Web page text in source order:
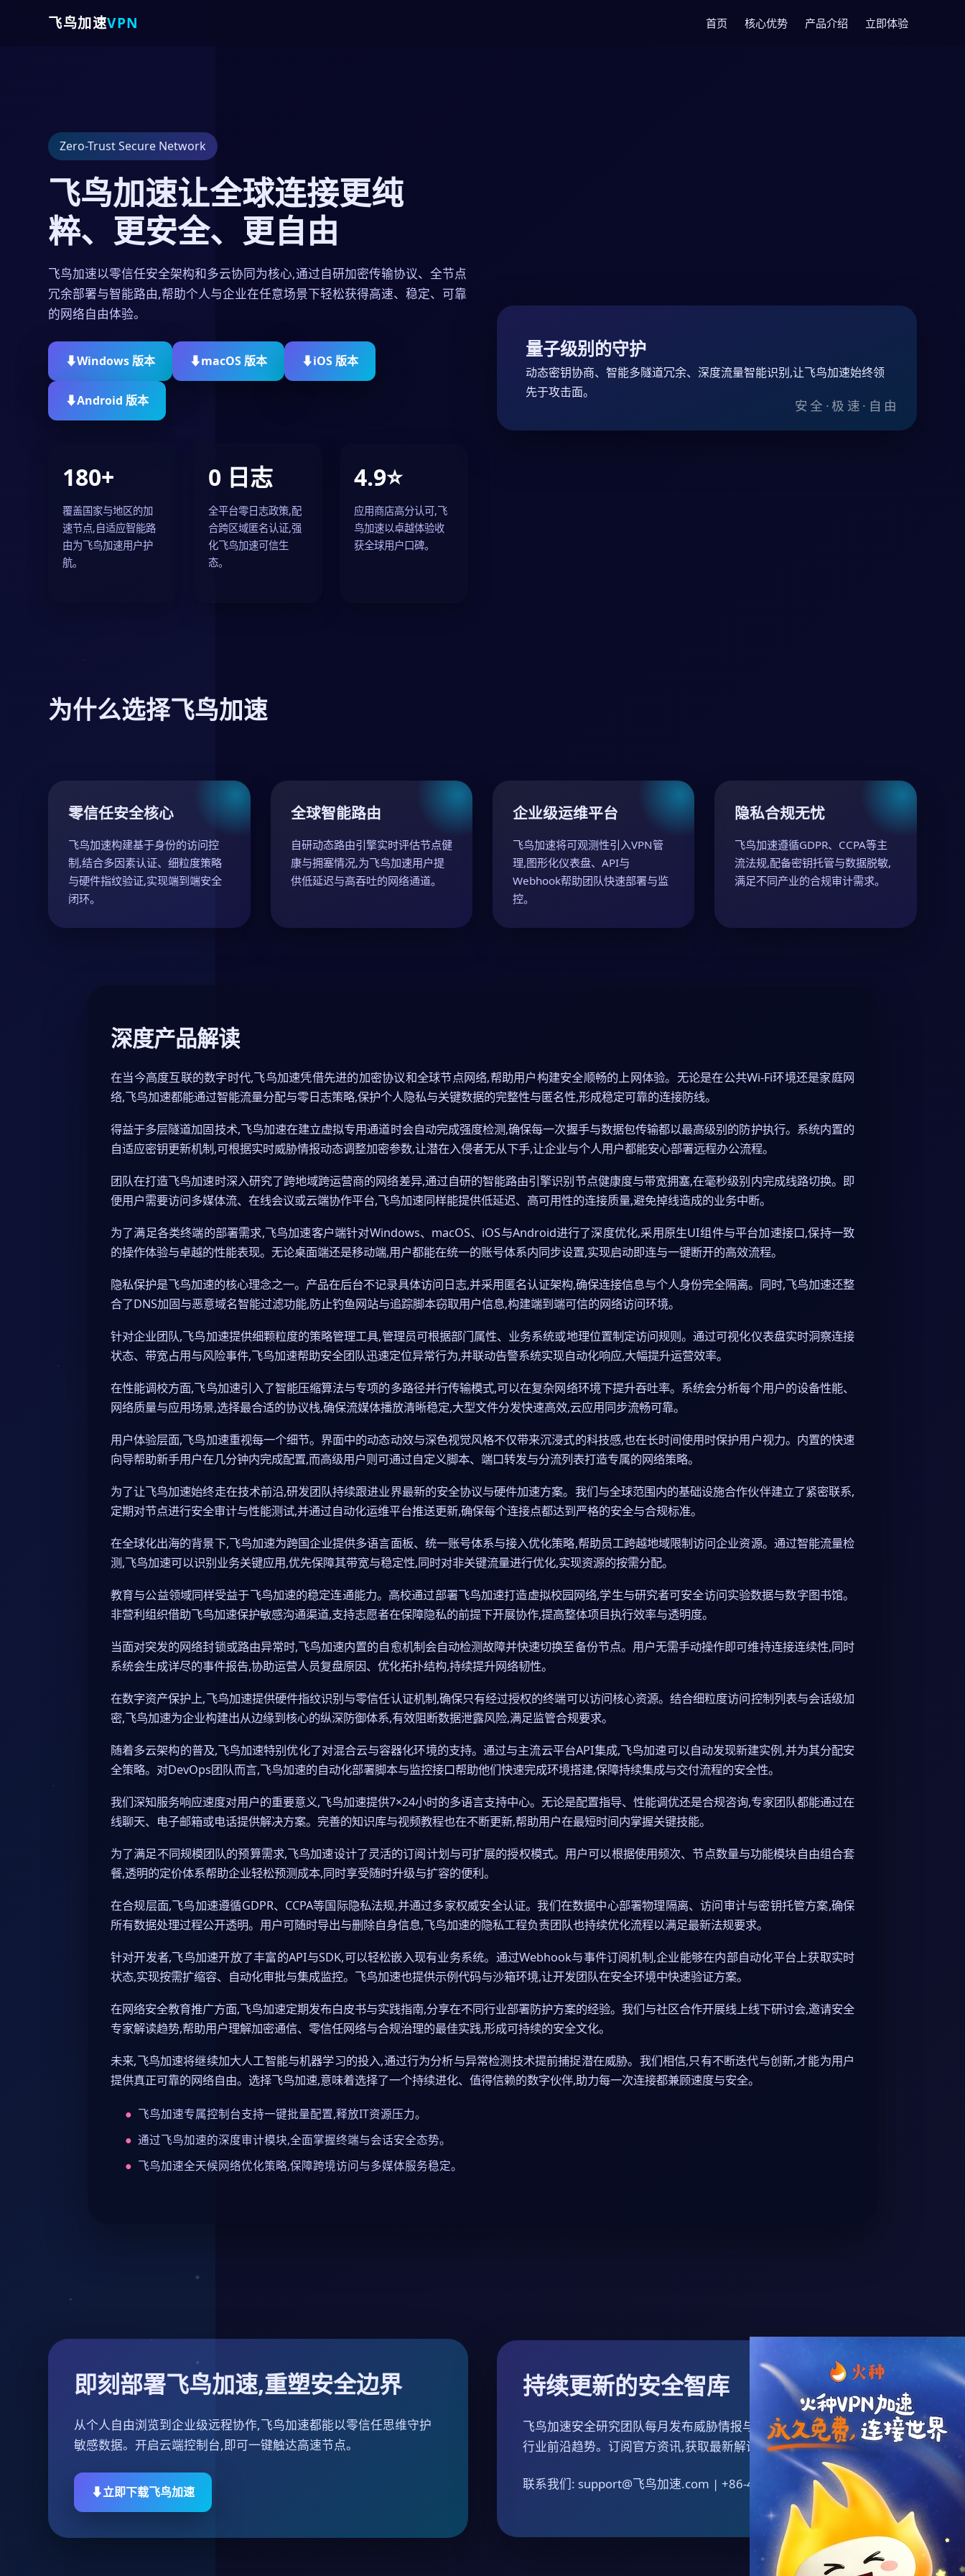
飞鸟加速VPN 首页 核心优势 产品介绍 立即体验
Zero-Trust Secure Network
飞鸟加速让全球连接更纯
粹、更安全、更自由
飞鸟加速以零信任安全架构和多云协同为核心,通过自研加密传输协议、全节点
冗余部署与智能路由,帮助个人与企业在任意场景下轻松获得高速、稳定、可靠
的网络自由体验。
Windows 版本 macOS 版本 iOS 版本
Android 版本
180+
覆盖国家与地区的加
速节点,自适应智能路
由为飞鸟加速用户护
航。
0 日志
全平台零日志政策,配
合跨区域匿名认证,强
化飞鸟加速可信生
态。
4.9⭐
应用商店高分认可,飞
鸟加速以卓越体验收
获全球用户口碑。
量子级别的守护
动态密钥协商、智能多隧道冗余、深度流量智能识别,让飞鸟加速始终领
先于攻击面。
为什么选择飞鸟加速
零信任安全核心
飞鸟加速构建基于身份的访问控
制,结合多因素认证、细粒度策略
与硬件指纹验证,实现端到端安全
闭环。
全球智能路由
自研动态路由引擎实时评估节点健
康与拥塞情况,为飞鸟加速用户提
供低延迟与高吞吐的网络通道。
企业级运维平台
飞鸟加速将可观测性引入VPN管
理,图形化仪表盘、API与
Webhook帮助团队快速部署与监
控。
隐私合规无忧
飞鸟加速遵循GDPR、CCPA等主
流法规,配备密钥托管与数据脱敏,
满足不同产业的合规审计需求。
深度产品解读
在当今高度互联的数字时代,飞鸟加速凭借先进的加密协议和全球节点网络,帮助用户构建安全顺畅的上网体验。无论是在公共Wi-Fi环境还是家庭网
络,飞鸟加速都能通过智能流量分配与零日志策略,保护个人隐私与关键数据的完整性与匿名性,形成稳定可靠的连接防线。
得益于多层隧道加固技术,飞鸟加速在建立虚拟专用通道时会自动完成强度检测,确保每一次握手与数据包传输都以最高级别的防护执行。系统内置的
自适应密钥更新机制,可根据实时威胁情报动态调整加密参数,让潜在入侵者无从下手,让企业与个人用户都能安心部署远程办公流程。
团队在打造飞鸟加速时深入研究了跨地域跨运营商的网络差异,通过自研的智能路由引擎识别节点健康度与带宽拥塞,在毫秒级别内完成线路切换。即
便用户需要访问多媒体流、在线会议或云端协作平台,飞鸟加速同样能提供低延迟、高可用性的连接质量,避免掉线造成的业务中断。
为了满足各类终端的部署需求,飞鸟加速客户端针对Windows、macOS、iOS与Android进行了深度优化,采用原生UI组件与平台加速接口,保持一致
的操作体验与卓越的性能表现。无论桌面端还是移动端,用户都能在统一的账号体系内同步设置,实现启动即连与一键断开的高效流程。
隐私保护是飞鸟加速的核心理念之一。产品在后台不记录具体访问日志,并采用匿名认证架构,确保连接信息与个人身份完全隔离。同时,飞鸟加速还整
合了DNS加固与恶意域名智能过滤功能,防止钓鱼网站与追踪脚本窃取用户信息,构建端到端可信的网络访问环境。
针对企业团队,飞鸟加速提供细颗粒度的策略管理工具,管理员可根据部门属性、业务系统或地理位置制定访问规则。通过可视化仪表盘实时洞察连接
状态、带宽占用与风险事件,飞鸟加速帮助安全团队迅速定位异常行为,并联动告警系统实现自动化响应,大幅提升运营效率。
在性能调校方面,飞鸟加速引入了智能压缩算法与专项的多路径并行传输模式,可以在复杂网络环境下提升吞吐率。系统会分析每个用户的设备性能、
网络质量与应用场景,选择最合适的协议栈,确保流媒体播放清晰稳定,大型文件分发快速高效,云应用同步流畅可靠。
用户体验层面,飞鸟加速重视每一个细节。界面中的动态动效与深色视觉风格不仅带来沉浸式的科技感,也在长时间使用时保护用户视力。内置的快速
向导帮助新手用户在几分钟内完成配置,而高级用户则可通过自定义脚本、端口转发与分流列表打造专属的网络策略。
为了让飞鸟加速始终走在技术前沿,研发团队持续跟进业界最新的安全协议与硬件加速方案。我们与全球范围内的基础设施合作伙伴建立了紧密联系,
定期对节点进行安全审计与性能测试,并通过自动化运维平台推送更新,确保每个连接点都达到严格的安全与合规标准。
在全球化出海的背景下,飞鸟加速为跨国企业提供多语言面板、统一账号体系与接入优化策略,帮助员工跨越地域限制访问企业资源。通过智能流量检
测,飞鸟加速可以识别业务关键应用,优先保障其带宽与稳定性,同时对非关键流量进行优化,实现资源的按需分配。
教育与公益领域同样受益于飞鸟加速的稳定连通能力。高校通过部署飞鸟加速打造虚拟校园网络,学生与研究者可安全访问实验数据与数字图书馆。
非营利组织借助飞鸟加速保护敏感沟通渠道,支持志愿者在保障隐私的前提下开展协作,提高整体项目执行效率与透明度。
当面对突发的网络封锁或路由异常时,飞鸟加速内置的自愈机制会自动检测故障并快速切换至备份节点。用户无需手动操作即可维持连接连续性,同时
系统会生成详尽的事件报告,协助运营人员复盘原因、优化拓扑结构,持续提升网络韧性。
在数字资产保护上,飞鸟加速提供硬件指纹识别与零信任认证机制,确保只有经过授权的终端可以访问核心资源。结合细粒度访问控制列表与会话级加
密,飞鸟加速为企业构建出从边缘到核心的纵深防御体系,有效阻断数据泄露风险,满足监管合规要求。
随着多云架构的普及,飞鸟加速特别优化了对混合云与容器化环境的支持。通过与主流云平台API集成,飞鸟加速可以自动发现新建实例,并为其分配安
全策略。对DevOps团队而言,飞鸟加速的自动化部署脚本与监控接口帮助他们快速完成环境搭建,保障持续集成与交付流程的安全性。
我们深知服务响应速度对用户的重要意义,飞鸟加速提供7×24小时的多语言支持中心。无论是配置指导、性能调优还是合规咨询,专家团队都能通过在
线聊天、电子邮箱或电话提供解决方案。完善的知识库与视频教程也在不断更新,帮助用户在最短时间内掌握关键技能。
为了满足不同规模团队的预算需求,飞鸟加速设计了灵活的订阅计划与可扩展的授权模式。用户可以根据使用频次、节点数量与功能模块自由组合套
餐,透明的定价体系帮助企业轻松预测成本,同时享受随时升级与扩容的便利。
在合规层面,飞鸟加速遵循GDPR、CCPA等国际隐私法规,并通过多家权威安全认证。我们在数据中心部署物理隔离、访问审计与密钥托管方案,确保
所有数据处理过程公开透明。用户可随时导出与删除自身信息,飞鸟加速的隐私工程负责团队也持续优化流程以满足最新法规要求。
针对开发者,飞鸟加速开放了丰富的API与SDK,可以轻松嵌入现有业务系统。通过Webhook与事件订阅机制,企业能够在内部自动化平台上获取实时
状态,实现按需扩缩容、自动化审批与集成监控。飞鸟加速也提供示例代码与沙箱环境,让开发团队在安全环境中快速验证方案。
在网络安全教育推广方面,飞鸟加速定期发布白皮书与实践指南,分享在不同行业部署防护方案的经验。我们与社区合作开展线上线下研讨会,邀请安全
专家解读趋势,帮助用户理解加密通信、零信任网络与合规治理的最佳实践,形成可持续的安全文化。
未来,飞鸟加速将继续加大人工智能与机器学习的投入,通过行为分析与异常检测技术提前捕捉潜在威胁。我们相信,只有不断迭代与创新,才能为用户
提供真正可靠的网络自由。选择飞鸟加速,意味着选择了一个持续进化、值得信赖的数字伙伴,助力每一次连接都兼顾速度与安全。
飞鸟加速专属控制台支持一键批量配置,释放IT资源压力。
通过飞鸟加速的深度审计模块,全面掌握终端与会话安全态势。
飞鸟加速全天候网络优化策略,保障跨境访问与多媒体服务稳定。
即刻部署飞鸟加速,重塑安全边界
从个人自由浏览到企业级远程协作,飞鸟加速都能以零信任思维守护
敏感数据。开启云端控制台,即可一键触达高速节点。
立即下载飞鸟加速
持续更新的安全智库
飞鸟加速安全研究团队每月发布威胁情报与配置指南,帮助用户掌握
行业前沿趋势。订阅官方资讯,获取最新解读。
联系我们: support@飞鸟加速.com | +86-400-000-0000